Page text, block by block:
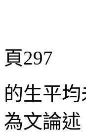
頁297
的生平
為文論述